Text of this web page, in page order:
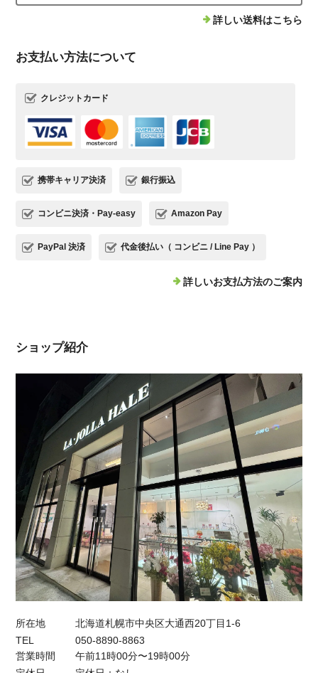
詳しい送料はこちら
お支払い方法について
クレジットカード
携帯キャリア決済 銀行振込
コンビニ決済・Pay-easy Amazon Pay
PayPal 決済 代金後払い（ コンビニ / Line Pay ）
詳しいお支払方法のご案内
ショップ紹介
所在地
北海道札幌市中央区大通西20丁目1-6
TEL
050-8890-8863
営業時間
午前11時00分〜19時00分